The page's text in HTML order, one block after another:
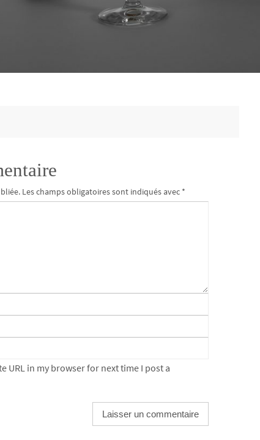
Les champs obligatoires sont indiqués avec *
URL in my browser for next time I post a